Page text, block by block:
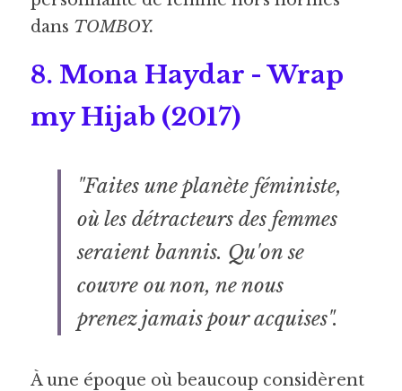
dans TOMBOY.
8. Mona Haydar - Wrap
my Hijab (2017)
"Faites une planète féministe,
où les détracteurs des femmes
seraient bannis. Qu'on se
couvre ou non, ne nous
prenez jamais pour acquises".
À une époque où beaucoup considèrent